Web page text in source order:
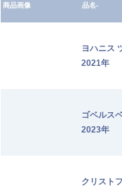
商品画像 品名-
ヨハニス
2021年
ゴベルス
2023年
クリスト